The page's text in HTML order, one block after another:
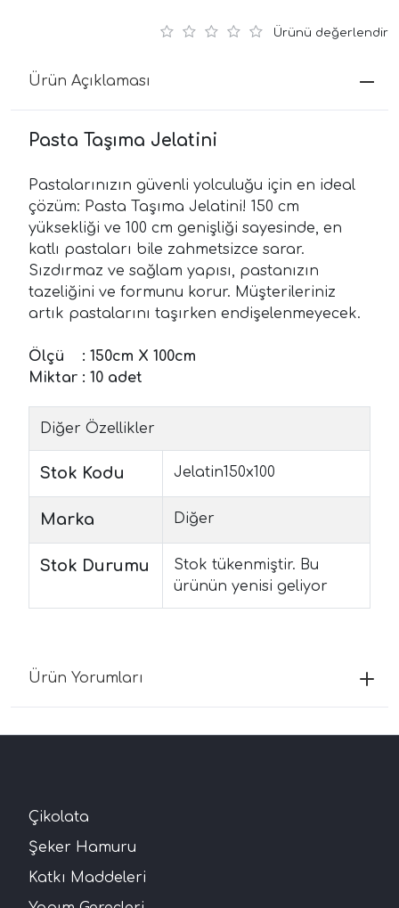
Ürünü değerlendir
Ürün Açıklaması
Pasta Taşıma Jelatini
Pastalarınızın güvenli yolculuğu için en ideal
çözüm: Pasta Taşıma Jelatini! 150 cm
yüksekliği ve 100 cm genişliği sayesinde, en
katlı pastaları bile zahmetsizce sarar.
Sızdırmaz ve sağlam yapısı, pastanızın
tazeliğini ve formunu korur. Müşterileriniz
artık pastalarını taşırken endişelenmeyecek.
Ölçü : 150cm X 100cm
Miktar : 10 adet
Diğer Özellikler
Stok Kodu Jelatin150x100
Marka Diğer
Stok Durumu
Stok tükenmiştir. Bu
ürünün yenisi geliyor
Ürün Yorumları
Çikolata
Şeker Hamuru
Katkı Maddeleri